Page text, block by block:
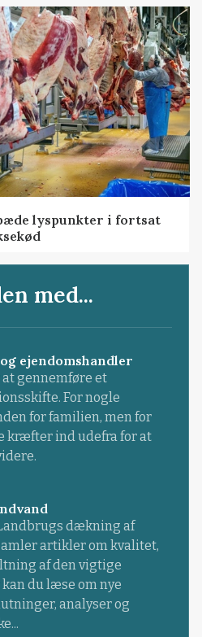
lyspunkter i fortsat
med...
ejendomshandler
gennemføre et
For nogle
for familien, men for
kræfter ind udefra for at
dækning af
artikler om kvalitet,
af den vigtige
du læse om nye
analyser og